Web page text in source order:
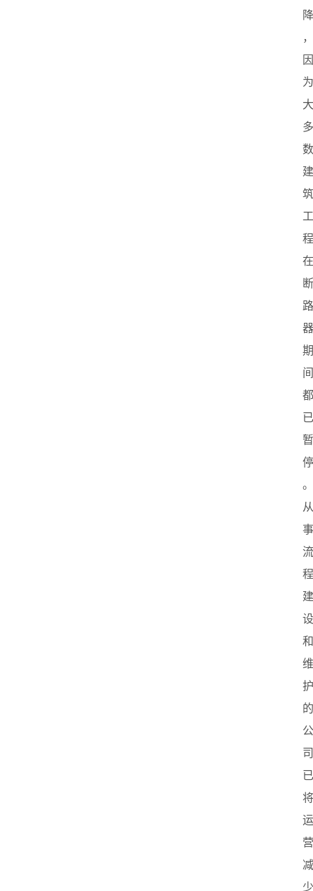
降
，
因
为
大
多
数
建
筑
工
程
在
断
路
器
期
间
都
已
暂
停
。
从
事
流
程
建
设
和
维
护
的
公
司
已
将
运
营
减
少